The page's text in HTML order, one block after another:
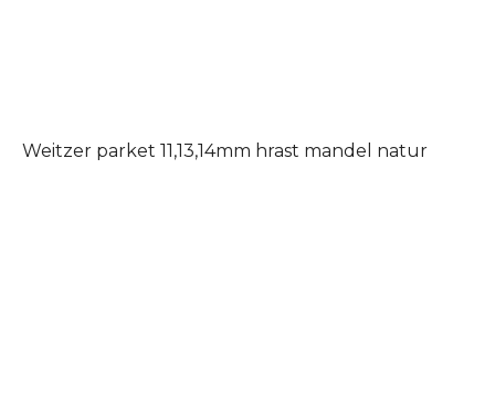
Weitzer parket 11,13,14mm hrast mandel natur